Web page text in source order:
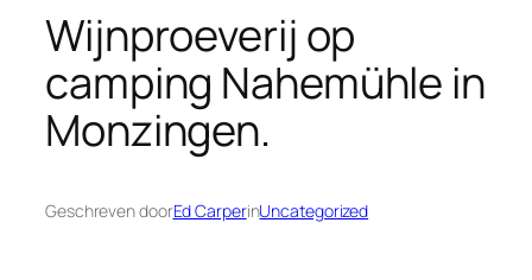
Wijnproeverij op
camping Nahemühle in
Monzingen.
Geschreven doorEd CarperinUncategorized